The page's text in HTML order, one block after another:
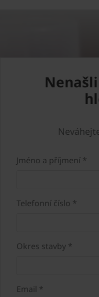
Jméno a příjmení *
Telefonní číslo *
Okres stavby *
Email *